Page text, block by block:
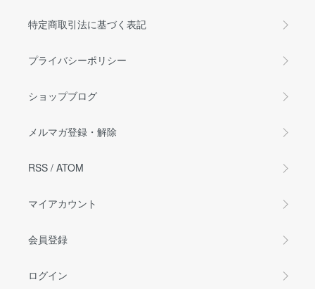
特定商取引法に基づく表記
プライバシーポリシー
ショップブログ
メルマガ登録・解除
RSS / ATOM
マイアカウント
会員登録
ログイン